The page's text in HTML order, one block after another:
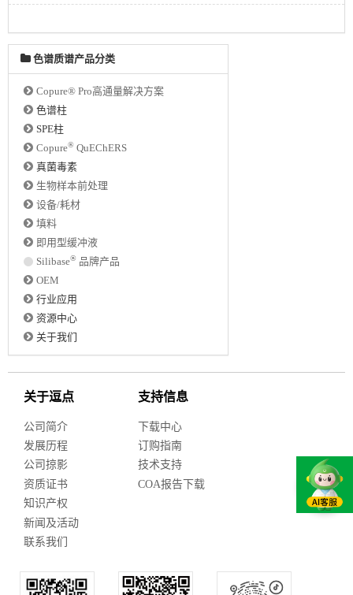
色谱质谱产品分类
Copure® Pro高通量解决方案
色谱柱
SPE柱
Copure® QuEChERS
真菌毒素
生物样本前处理
设备/耗材
填料
即用型缓冲液
Silibase® 品牌产品
OEM
行业应用
资源中心
关于我们
关于逗点
公司简介
发展历程
公司掠影
资质证书
知识产权
新闻及活动
联系我们
支持信息
下载中心
订购指南
技术支持
COA报告下载